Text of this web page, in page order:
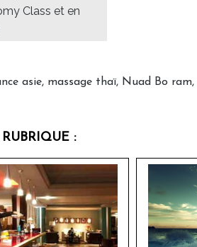
Class et en
asie, massage thaï, Nuad Bo ram,
: